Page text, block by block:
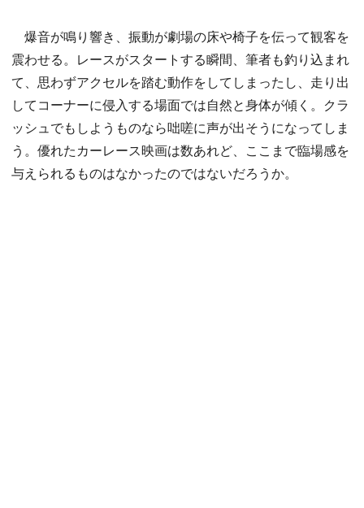
爆音が鳴り響き、振動が劇場の床や椅子を伝って観客を
震わせる。レースがスタートする瞬間、筆者も釣り込まれ
て、思わずアクセルを踏む動作をしてしまったし、走り出
してコーナーに侵入する場面では自然と身体が傾く。クラ
ッシュでもしようものなら咄嗟に声が出そうになってしま
う。優れたカーレース映画は数あれど、ここまで臨場感を
与えられるものはなかったのではないだろうか。